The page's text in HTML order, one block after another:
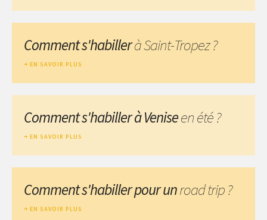
Comment s'habillerà Saint-Tropez ?
EN SAVOIR PLUS
Comment s'habiller à Veniseen été ?
EN SAVOIR PLUS
Comment s'habiller pour unroad trip ?
EN SAVOIR PLUS